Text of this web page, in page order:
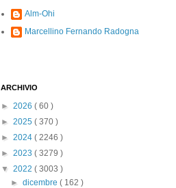
Alm-Ohi
Marcellino Fernando Radogna
ARCHIVIO
► 2026 ( 60 )
► 2025 ( 370 )
► 2024 ( 2246 )
► 2023 ( 3279 )
▼ 2022 ( 3003 )
►dicembre( 162 )